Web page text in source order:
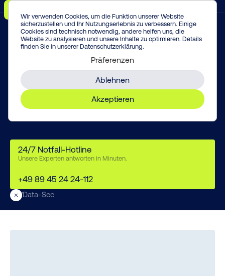
Wir verwenden Cookies, um die Funktion unserer Website
sicherzustellen und Ihr Nutzungserlebnis zu verbessern. Einige
Cookies sind technisch notwendig, andere helfen uns, die
Website zu analysieren und unsere Inhalte zu optimieren. Details
finden Sie in unserer Datenschutzerklärung.
Präferenzen
Ablehnen
Akzeptieren
Enter
Menü Vorfall melden!
Data-Sec
24/7 Notfall-Hotline
Unsere Experten antworten in Minuten.
+49 89 45 24 24-112
/Data-Sec